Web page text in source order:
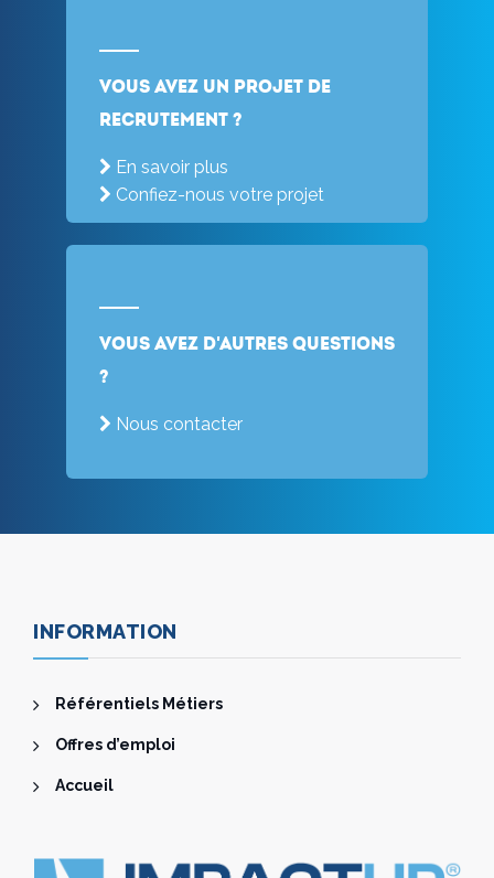
Vous avez un projet de
recrutement ?
En savoir plus
Confiez-nous votre projet
Vous avez d'autres questions
?
Nous contacter
INFORMATION
Référentiels Métiers
Offres d’emploi
Accueil